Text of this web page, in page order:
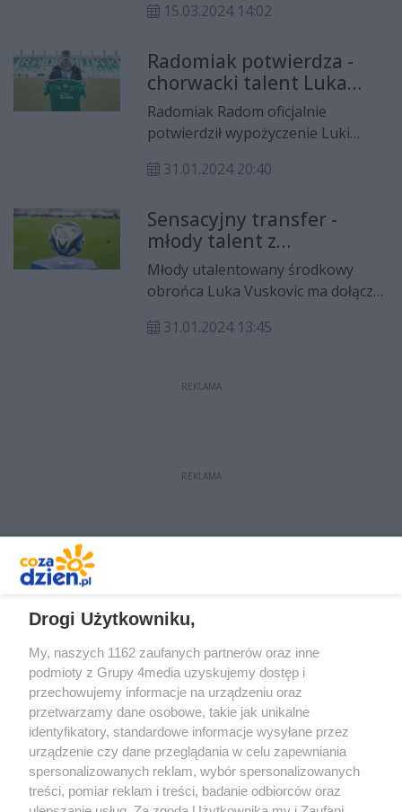
reprezentacji - kolejno Chorwacji
Gwinei Bissau.
15.03.2024 14:02
Radomiak potwierdza -
chorwacki talent Luka
Vušković wypożyczony z
Tottenhamu!
Radomiak Radom oficjalnie
potwierdził wypożyczenie Luki
To niewątpliwie sensacyjny ruch
31.01.2024 20:40
Sensacyjny transfer -
młody talent z
Tottenhamu dołączy do
Radomiaka Radom?!
Młody utalentowany środkowy
obrońca Luka Vuskovic ma dołączyć
chcą wypożyczyć 16-latka, którego
Hotspur kupił za ok. 12 milionów
31.01.2024 13:45
REKLAMA
REKLAMA
Redakcja Reklama Prywatność
Praca Łódź
the:protocol
Drogi Użytkowniku,
My, naszych 1162 zaufanych partnerów oraz inne
podmioty z Grupy 4media uzyskujemy dostęp i
przechowujemy informacje na urządzeniu oraz
przetwarzamy dane osobowe, takie jak unikalne
identyfikatory, standardowe informacje wysyłane przez
urządzenie czy dane przeglądania w celu zapewniania
spersonalizowanych reklam, wybór spersonalizowanych
treści, pomiar reklam i treści, badanie odbiorców oraz